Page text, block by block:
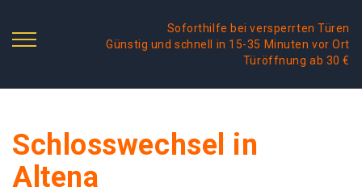
Soforthilfe bei versperrten Türen
Günstig und schnell in 15-35 Minuten vor Ort
Türöffnung ab 30 €
Schlosswechsel in
Altena